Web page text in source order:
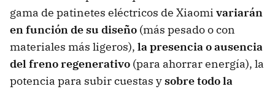
gama de patinetes eléctricos de Xiaomi variarán
en función de su diseño (más pesado o con
materiales más ligeros), la presencia o ausencia
del freno regenerativo (para ahorrar energía), la
potencia para subir cuestas ysobre todo la